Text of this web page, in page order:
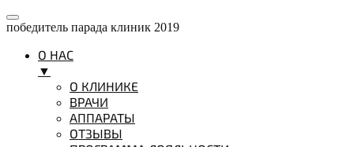
победитель парада клиник 2019
О НАС
▼
О КЛИНИКЕ
ВРАЧИ
АППАРАТЫ
ОТЗЫВЫ